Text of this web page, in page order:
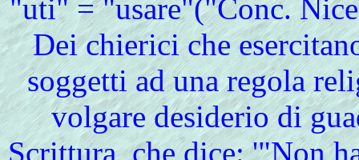
"uti" = "usare"("Conc.
Dei chierici che
soggetti ad una regola
volgare desiderio di
Scrittura, che dice: '"Non